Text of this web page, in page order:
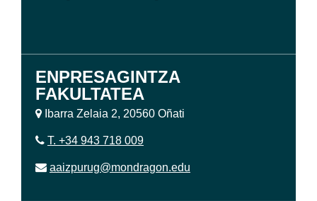
ENPRESAGINTZA
FAKULTATEA
Ibarra Zelaia 2, 20560 Oñati
T. +34 943 718 009
aaizpurug@mondragon.edu